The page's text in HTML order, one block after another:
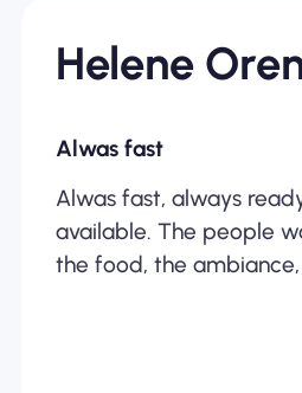
Helene
Alwas fast
Alwas fast, always
available. The people
the food, the